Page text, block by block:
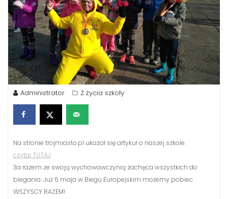
Administrator Z życia szkoły
Na stronie trojmiasto.pl ukazał się artykuł o naszej szkole.
czytaj TUTAJ
3a razem ze swoją wychowawczynią zachęca wszystkich do
biegania. Już 6 maja w Biegu Europejskim możemy pobiec
WSZYSCY RAZEM!